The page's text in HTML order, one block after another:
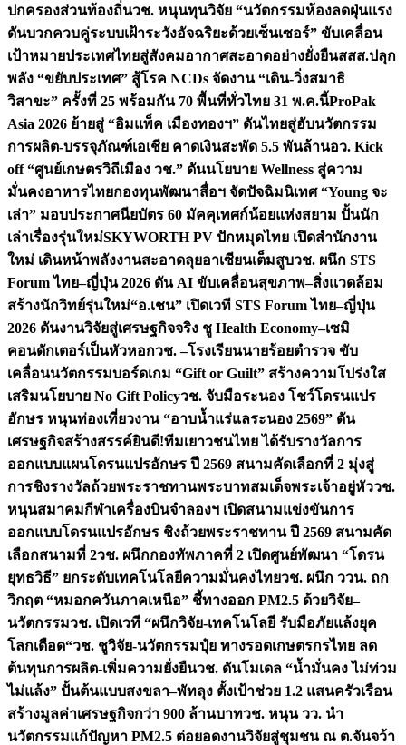
ปกครองส่วนท้องถิ่นวช. หนุนทุนวิจัย “นวัตกรรมห้องลดฝุ่นแรง
ดันบวกควบคู่ระบบเฝ้าระวังอัจฉริยะด้วยเซ็นเซอร์” ขับเคลื่อน
เป้าหมายประเทศไทยสู่สังคมอากาศสะอาดอย่างยั่งยืนสสส.ปลุก
พลัง “ขยับประเทศ” สู้โรค NCDs จัดงาน “เดิน-วิ่งสมาธิ
วิสาขะ” ครั้งที่ 25 พร้อมกัน 70 พื้นที่ทั่วไทย 31 พ.ค.นี้ProPak
Asia 2026 ย้ายสู่ “อิมแพ็ค เมืองทองฯ” ดันไทยสู่ฮับนวัตกรรม
การผลิต-บรรจุภัณฑ์เอเชีย คาดเงินสะพัด 5.5 พันล้านอว. Kick
off “ศูนย์เกษตรวิถีเมือง วช.” ดันนโยบาย Wellness สู่ความ
มั่นคงอาหารไทยกองทุนพัฒนาสื่อฯ จัดปัจฉิมนิเทศ “Young จะ
เล่า” มอบประกาศนียบัตร 60 มัคคุเทศก์น้อยแห่งสยาม ปั้นนัก
เล่าเรื่องรุ่นใหม่SKYWORTH PV ปักหมุดไทย เปิดสำนักงาน
ใหม่ เดินหน้าพลังงานสะอาดลุยอาเซียนเต็มสูบวช. ผนึก STS
Forum ไทย–ญี่ปุ่น 2026 ดัน AI ขับเคลื่อนสุขภาพ–สิ่งแวดล้อม
สร้างนักวิทย์รุ่นใหม่“อ.เชน” เปิดเวที STS Forum ไทย–ญี่ปุ่น
2026 ดันงานวิจัยสู่เศรษฐกิจจริง ชู Health Economy–เซมิ
คอนดักเตอร์เป็นหัวหอกวช. –โรงเรียนนายร้อยตำรวจ ขับ
เคลื่อนนวัตกรรมบอร์ดเกม “Gift or Guilt” สร้างความโปร่งใส
เสริมนโยบาย No Gift Policyวช. จับมือระนอง โชว์โดรนแปร
อักษร หนุนท่องเที่ยวงาน “อาบน้ำแร่แลระนอง 2569” ดัน
เศรษฐกิจสร้างสรรค์ยินดี!ทีมเยาวชนไทย ได้รับรางวัลการ
ออกแบบแผนโดรนแปรอักษร ปี 2569 สนามคัดเลือกที่ 2 มุ่งสู่
การชิงรางวัลถ้วยพระราชทานพระบาทสมเด็จพระเจ้าอยู่หัววช.
หนุนสมาคมกีฬาเครื่องบินจำลองฯ เปิดสนามแข่งขันการ
ออกแบบโดรนแปรอักษร ชิงถ้วยพระราชทาน ปี 2569 สนามคัด
เลือกสนามที่ 2วช. ผนึกกองทัพภาคที่ 2 เปิดศูนย์พัฒนา “โดรน
ยุทธวิธี” ยกระดับเทคโนโลยีความมั่นคงไทยวช. ผนึก ววน. ถก
วิกฤต “หมอกควันภาคเหนือ” ชี้ทางออก PM2.5 ด้วยวิจัย–
นวัตกรรมวช. เปิดเวที “ผนึกวิจัย-เทคโนโลยี รับมือภัยแล้งยุค
โลกเดือด“วช. ชูวิจัย-นวัตกรรมปุ๋ย ทางรอดเกษตรกรไทย ลด
ต้นทุนการผลิต-เพิ่มความยั่งยืนวช. ดันโมเดล “น้ำมั่นคง ไม่ท่วม
ไม่แล้ง” ปั้นต้นแบบสงขลา–พัทลุง ตั้งเป้าช่วย 1.2 แสนครัวเรือน
สร้างมูลค่าเศรษฐกิจกว่า 900 ล้านบาทวช. หนุน วว. นำ
นวัตกรรมแก้ปัญหา PM2.5 ต่อยอดงานวิจัยสู่ชุมชน ณ ต.จันจว้า